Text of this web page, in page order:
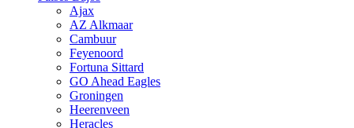
Ajax
AZ Alkmaar
Cambuur
Feyenoord
Fortuna Sittard
GO Ahead Eagles
Groningen
Heerenveen
Heracles